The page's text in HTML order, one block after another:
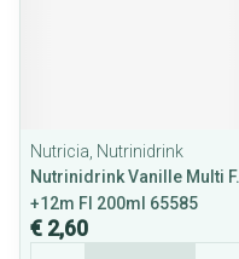
Nutricia, Nutrinidrink
Nutrinidrink Vanille Multi F.
+12m Fl 200ml 65585
€ 2,60